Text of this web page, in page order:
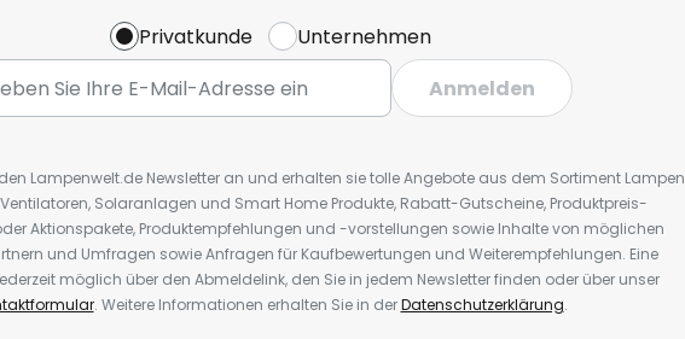
Privatkunde
Unternehmen
Anmelden
Lampenwelt.de Newsletter an und erhalten sie tolle Angebote aus dem Sortiment Lampen
Solaranlagen und Smart Home Produkte, Rabatt-Gutscheine, Produktpreis-
Aktionspakete, Produktempfehlungen und -vorstellungen sowie Inhalte von möglichen
und Umfragen sowie Anfragen für Kaufbewertungen und Weiterempfehlungen. Eine
möglich über den Abmeldelink, den Sie in jedem Newsletter finden oder über unser
. Weitere Informationen erhalten Sie in derDatenschutzerklärung.